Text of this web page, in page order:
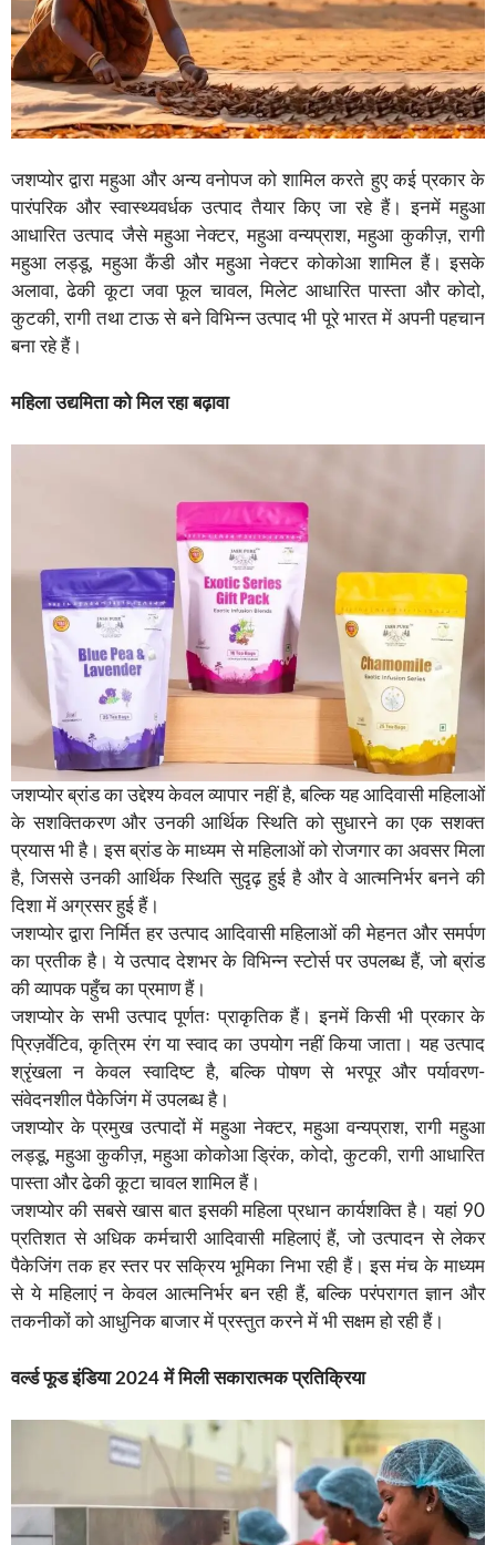
जशप्योर द्वारा महुआ और अन्य वनोपज को शामिल करते हुए कई प्रकार के
पारंपरिक और स्वास्थ्यवर्धक उत्पाद तैयार किए जा रहे हैं। इनमें महुआ
आधारित उत्पाद जैसे महुआ नेक्टर, महुआ वन्यप्राश, महुआ कुकीज़, रागी
महुआ लड्डू, महुआ कैंडी और महुआ नेक्टर कोकोआ शामिल हैं। इसके
अलावा, ढेकी कूटा जवा फूल चावल, मिलेट आधारित पास्ता और कोदो,
कुटकी, रागी तथा टाऊ से बने विभिन्न उत्पाद भी पूरे भारत में अपनी पहचान
बना रहे हैं।
महिला उद्यमिता को मिल रहा बढ़ावा
जशप्योर ब्रांड का उद्देश्य केवल व्यापार नहीं है, बल्कि यह आदिवासी महिलाओं
के सशक्तिकरण और उनकी आर्थिक स्थिति को सुधारने का एक सशक्त
प्रयास भी है। इस ब्रांड के माध्यम से महिलाओं को रोजगार का अवसर मिला
है, जिससे उनकी आर्थिक स्थिति सुदृढ़ हुई है और वे आत्मनिर्भर बनने की
दिशा में अग्रसर हुई हैं।
जशप्योर द्वारा निर्मित हर उत्पाद आदिवासी महिलाओं की मेहनत और समर्पण
का प्रतीक है। ये उत्पाद देशभर के विभिन्न स्टोर्स पर उपलब्ध हैं, जो ब्रांड
की व्यापक पहुँच का प्रमाण हैं।
जशप्योर के सभी उत्पाद पूर्णतः प्राकृतिक हैं। इनमें किसी भी प्रकार के
प्रिज़र्वेटिव, कृत्रिम रंग या स्वाद का उपयोग नहीं किया जाता। यह उत्पाद
श्रृंखला न केवल स्वादिष्ट है, बल्कि पोषण से भरपूर और पर्यावरण-
संवेदनशील पैकेजिंग में उपलब्ध है।
जशप्योर के प्रमुख उत्पादों में महुआ नेक्टर, महुआ वन्यप्राश, रागी महुआ
लड्डू, महुआ कुकीज़, महुआ कोकोआ ड्रिंक, कोदो, कुटकी, रागी आधारित
पास्ता और ढेकी कूटा चावल शामिल हैं।
जशप्योर की सबसे खास बात इसकी महिला प्रधान कार्यशक्ति है। यहां 90
प्रतिशत से अधिक कर्मचारी आदिवासी महिलाएं हैं, जो उत्पादन से लेकर
पैकेजिंग तक हर स्तर पर सक्रिय भूमिका निभा रही हैं। इस मंच के माध्यम
से ये महिलाएं न केवल आत्मनिर्भर बन रही हैं, बल्कि परंपरागत ज्ञान और
तकनीकों को आधुनिक बाजार में प्रस्तुत करने में भी सक्षम हो रही हैं।
वर्ल्ड फूड इंडिया 2024 में मिली सकारात्मक प्रतिक्रिया